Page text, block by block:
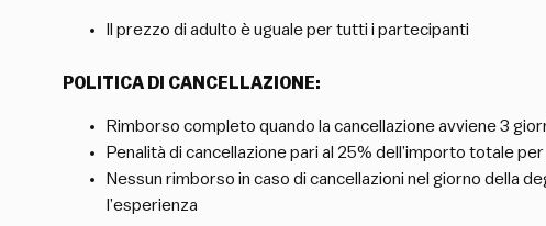
Il prezzo di adulto è uguale per tutti i partecipanti
POLITICA DI CANCELLAZIONE:
Rimborso completo quando la cancellazione avviene 3
Penalità di cancellazione pari al 25% dell’importo totale
Nessun rimborso in caso di cancellazioni nel giorno della
l’esperienza